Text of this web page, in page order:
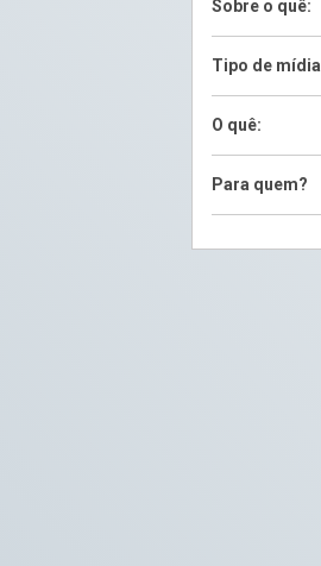
Sobre o quê:
Tipo de mídia
O quê:
Para quem?